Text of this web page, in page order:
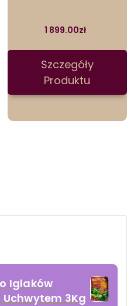
1 899.00zł
Szczegóły
Produktu
Iglaków
3Kg